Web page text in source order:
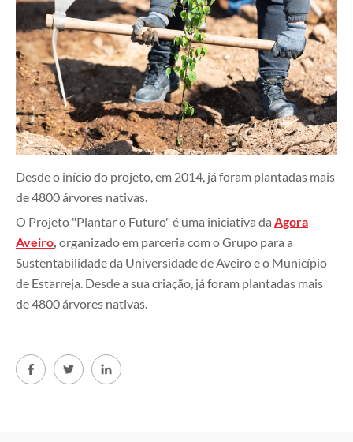
Desde o início do projeto, em 2014, já foram plantadas mais
de 4800 árvores nativas.
O Projeto "Plantar o Futuro" é uma iniciativa da Agora
Aveiro, organizado em parceria com o Grupo para a
Sustentabilidade da Universidade de Aveiro e o Município
de Estarreja. Desde a sua criação, já foram plantadas mais
de 4800 árvores nativas.